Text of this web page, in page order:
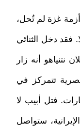
غزة لم تُحل،
دخل الثنائي
أنه زار
تتمركز في
فتل أبيب لا
ستواصل